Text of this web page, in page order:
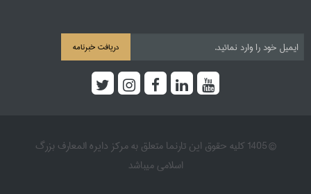
دریافت خبرنامه
© 1405 کلیه حقوق این تارنما متعلق به مرکز دایره المعارف بزرگ
اسلامی میباشد